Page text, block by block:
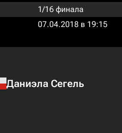
1/16 финала
07.04.2018 в 19:15
Даниэла Сегель